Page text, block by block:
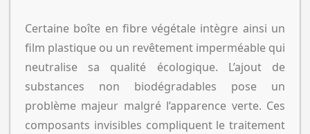
Certaine boîte en fibre végétale intègre ainsi un
film plastique ou un revêtement imperméable qui
neutralise sa qualité écologique. L’ajout de
substances non biodégradables pose un
problème majeur malgré l’apparence verte. Ces
composants invisibles compliquent le traitement